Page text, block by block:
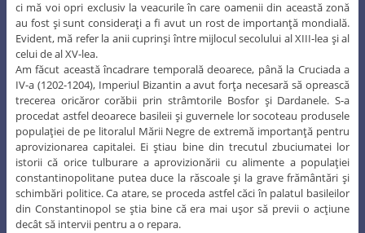
ci mă voi opri exclusiv la veacurile în care oamenii din această zonă
au fost şi sunt consideraţi a fi avut un rost de importanţă mondială.
Evident, mă refer la anii cuprinşi între mijlocul secolului al XIII-lea şi al
celui de al XV-lea.
Am făcut această încadrare temporală deoarece, până la Cruciada a
IV-a (1202-1204), Imperiul Bizantin a avut forţa necesară să oprească
trecerea oricăror corăbii prin strâmtorile Bosfor şi Dardanele. S-a
procedat astfel deoarece basileii şi guvernele lor socoteau produsele
populaţiei de pe litoralul Mării Negre de extremă importanţă pentru
aprovizionarea capitalei. Ei ştiau bine din trecutul zbuciumatei lor
istorii că orice tulburare a aprovizionării cu alimente a populaţiei
constantinopolitane putea duce la răscoale şi la grave frământări şi
schimbări politice. Ca atare, se proceda astfel căci în palatul basileilor
din Constantinopol se ştia bine că era mai uşor să previi o acţiune
decât să intervii pentru a o repara.